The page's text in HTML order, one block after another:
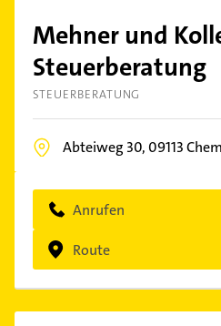
Mehner und
Steuerberatung
STEUERBERATUNG
Abteiweg 30,09113
Anrufen
Route